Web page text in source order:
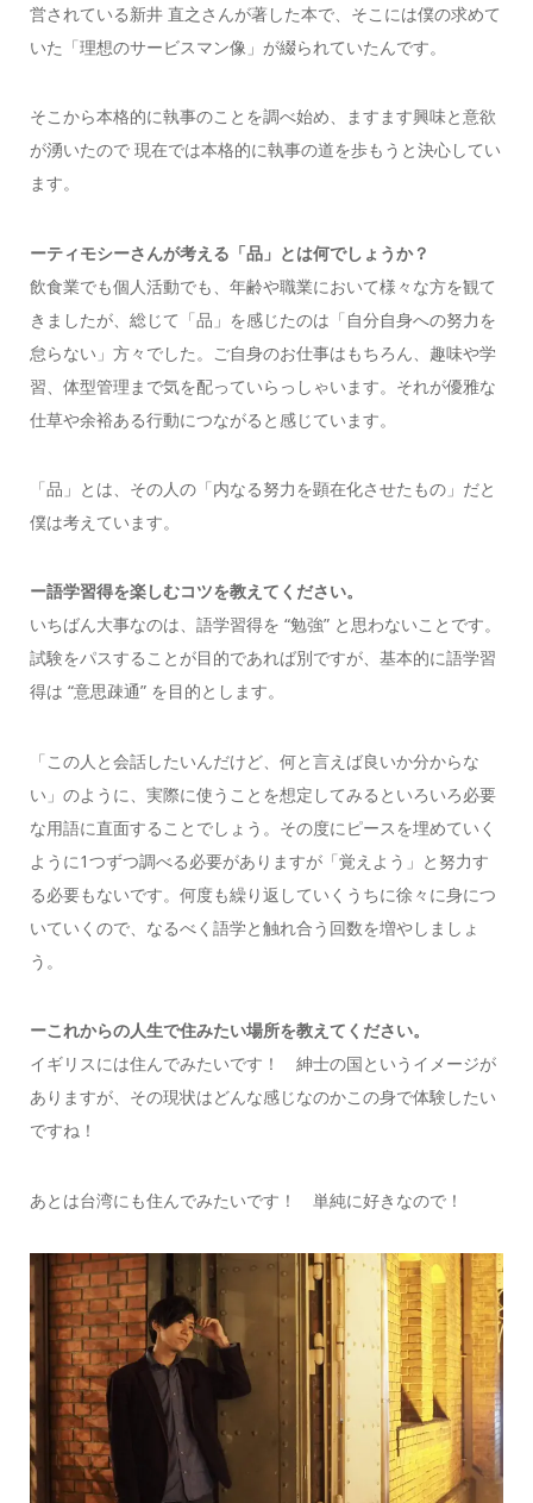
営されている新井 直之さんが著した本で、そこには僕の求めて
いた「理想のサービスマン像」が綴られていたんです。
そこから本格的に執事のことを調べ始め、ますます興味と意欲
が湧いたので 現在では本格的に執事の道を歩もうと決心してい
ます。
ーティモシーさんが考える「品」とは何でしょうか？
飲食業でも個人活動でも、年齢や職業において様々な方を観て
きましたが、総じて「品」を感じたのは「自分自身への努力を
怠らない」方々でした。
ご自身のお仕事はもちろん、趣味や学
習、体型管理まで気を配っていらっしゃいます。それが優雅な
仕草や余裕ある行動につながると感じています。
「品」とは、その人の「内なる努力を顕在化させたもの」だと
僕は考えています。
ー語学習得を楽しむコツを教えてください。
いちばん大事なのは、語学習得を “勉強” と思わないことです。
試験をパスすることが目的であれば別ですが、基本的に語学習
得は “意思疎通” を目的とします。
「この人と会話したいんだけど、何と言えば良いか分からな
い」のように、実際に使うことを想定してみるといろいろ必要
な用語に直面することでしょう。その度にピースを埋めていく
ように1つずつ調べる必要がありますが「覚えよう」と努力す
る必要もないです。 何度も繰り返していくうちに徐々に身につ
いていくので、なるべく語学と触れ合う回数を増やしましょ
う。
ーこれからの人生で住みたい場所を教えてください。
イギリスには住んでみたいです！ 紳士の国というイメージが
ありますが、その現状はどんな感じなのかこの身で体験したい
ですね！
あとは台湾にも住んでみたいです！ 単純に好きなので！